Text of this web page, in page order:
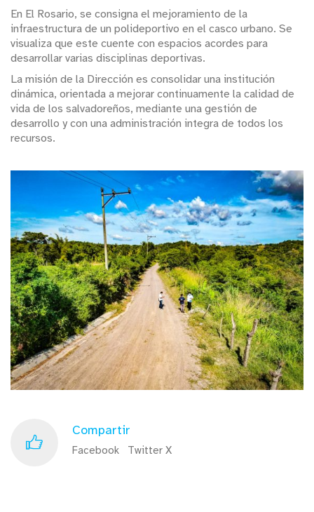
En El Rosario, se consigna el mejoramiento de la
infraestructura de un polideportivo en el casco urbano. Se
visualiza que este cuente con espacios acordes para
desarrollar varias disciplinas deportivas.
La misión de la Dirección es consolidar una institución
dinámica, orientada a mejorar continuamente la calidad de
vida de los salvadoreños, mediante una gestión de
desarrollo y con una administración integra de todos los
recursos.
Compartir
Facebook Twitter X